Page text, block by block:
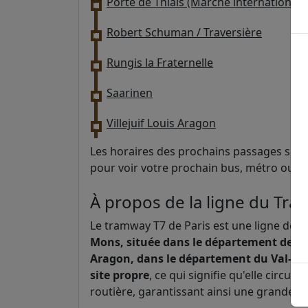
Robert Schuman / Traversière
Rungis la Fraternelle
Saarinen
Villejuif Louis Aragon
Les horaires des prochains passages
pour voir votre prochain bus, métro ou
À propos de la ligne du Tram
Le tramway T7 de Paris est une ligne de
Mons, située dans le département de
Aragon, dans le département du Val-de-
site propre, ce qui signifie qu'elle circule
routière, garantissant ainsi une grande